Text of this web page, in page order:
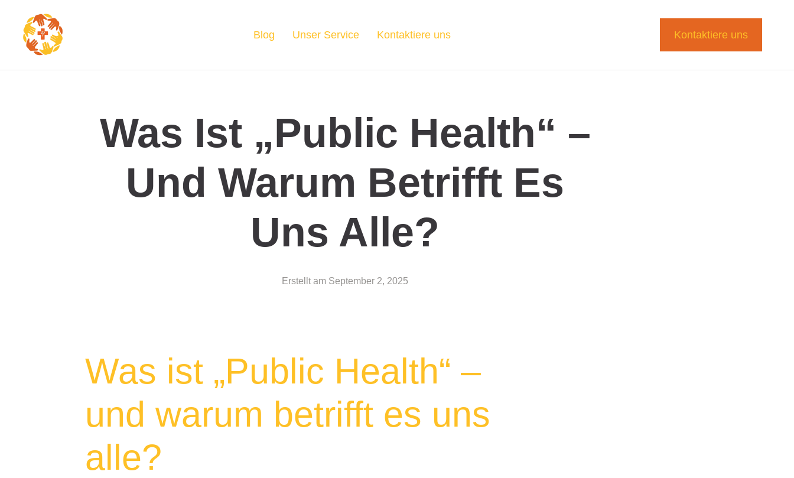
Blog Unser Service Kontaktiere uns Kontaktiere uns
Was Ist „Public Health“ –
Und Warum Betrifft Es
Uns Alle?
Erstellt am September 2, 2025
Was ist „Public Health“ –
und warum betrifft es uns
alle?